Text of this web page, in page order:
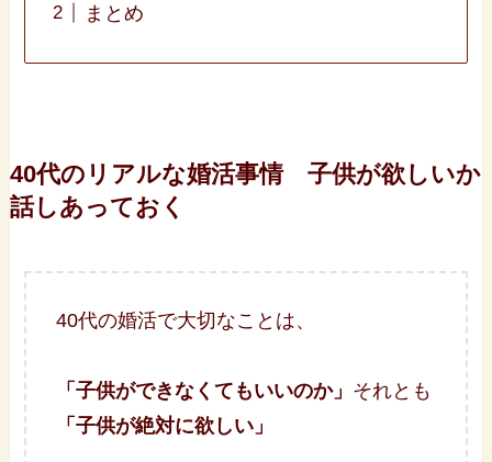
まとめ
40代のリアルな婚活事情 子供が欲しいか
話しあっておく
40代の婚活で大切なことは、
「子供ができなくてもいいのか」 それとも
「子供が絶対に欲しい」